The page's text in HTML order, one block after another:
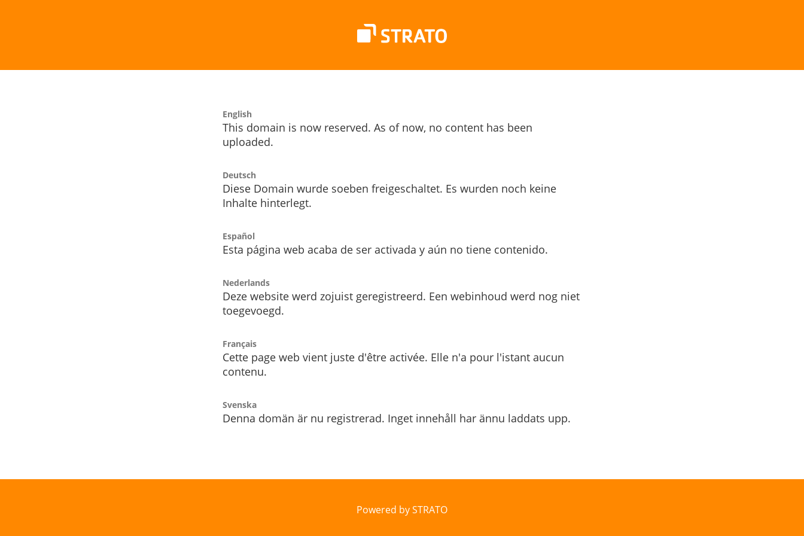
English
This domain is now reserved. As of now, no content has been
uploaded.
Deutsch
Diese Domain wurde soeben freigeschaltet. Es wurden noch keine
Inhalte hinterlegt.
Español
Esta página web acaba de ser activada y aún no tiene contenido.
Nederlands
Deze website werd zojuist geregistreerd. Een webinhoud werd nog niet
toegevoegd.
Français
Cette page web vient juste d'être activée. Elle n'a pour l'istant aucun
contenu.
Svenska
Denna domän är nu registrerad. Inget innehåll har ännu laddats upp.
Powered by STRATO